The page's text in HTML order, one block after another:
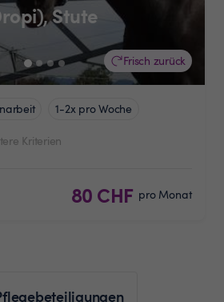
Frisch zurück
Stute
1-2x pro Woche
Kriterien
80 CHF pro Monat